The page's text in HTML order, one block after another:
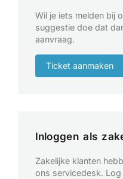
Wil je iets melden bij
suggestie doe dat
aanvraag.
Ticket aanmaken
Inloggen als
Zakelijke klanten
ons servicedesk.